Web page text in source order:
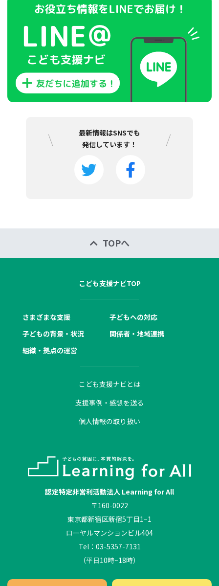
最新情報はSNSでも
発信しています！
TOPへ
こども支援ナビTOP
さまざまな支援
子どもへの対応
子どもの背景・状況
関係者・地域連携
組織・拠点の運営
こども支援ナビとは
支援事例・感想を送る
個人情報の取り扱い
認定特定非営利活動法人 Learning for All
〒160-0022
東京都新宿区新宿5丁目1−1
ローヤルマンションビル404
Tel：03-5357-7131
（平日10時~18時）